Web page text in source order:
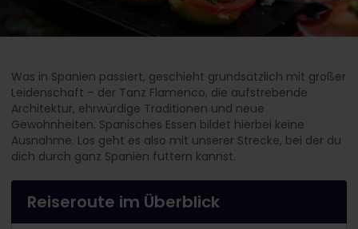
Was in Spanien passiert, geschieht grundsätzlich mit großer
Leidenschaft – der Tanz Flamenco, die aufstrebende
Architektur, ehrwürdige Traditionen und neue
Gewohnheiten. Spanisches Essen bildet hierbei keine
Ausnahme. Los geht es also mit unserer Strecke, bei der du
dich durch ganz Spanien futtern kannst.
Reiseroute im Überblick